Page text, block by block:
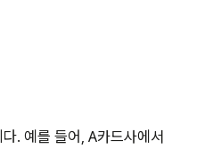
. 예를 들어, A카드사에서